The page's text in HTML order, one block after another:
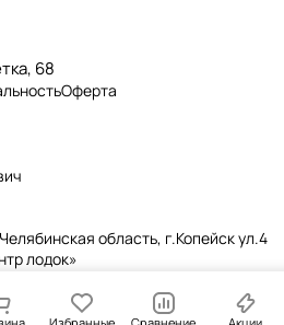
68
Оферта
область, г.Копейск ул.4
лодок»